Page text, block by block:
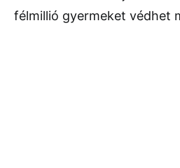
félmillió gyermeket védhet